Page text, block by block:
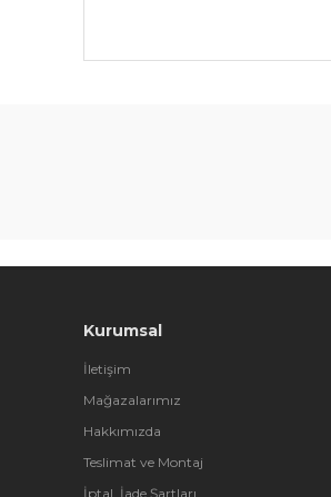
Bu ürünün fiyat bilgisi,
Ürün bilgilerinde hatalar
Kurumsal
İletişim
Mağazalarımız
Hakkımızda
Teslimat ve Montaj
İptal, İade Şartları